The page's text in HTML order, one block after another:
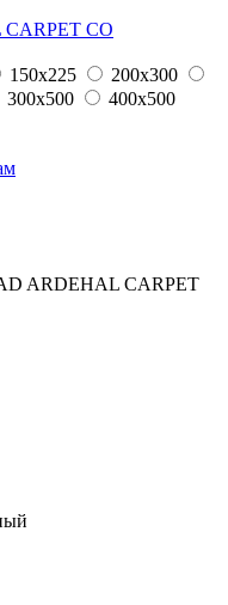
CO
150x225
200x300
300x500
400x500
ARDEHAL CARPET